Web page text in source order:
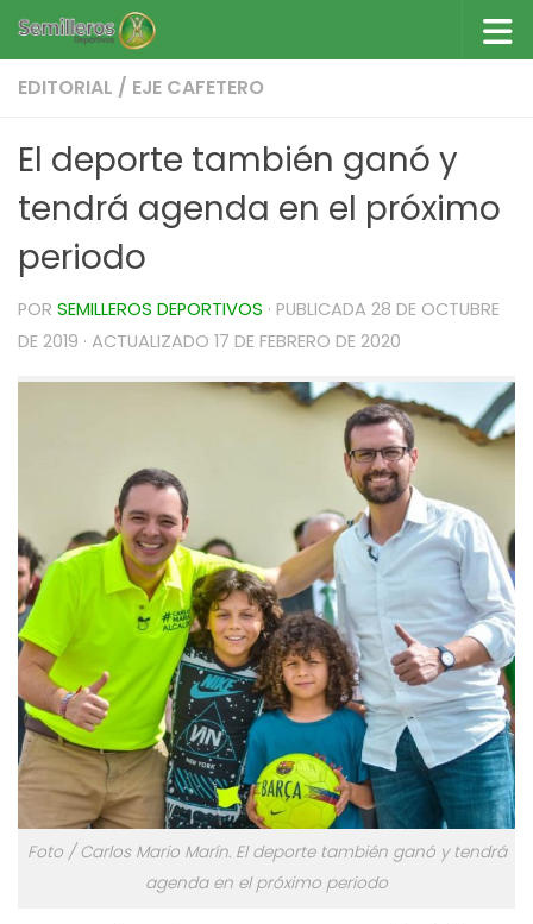
Saltar al contenido
EDITORIAL / EJE CAFETERO
El deporte también ganó y
tendrá agenda en el próximo
periodo
POR SEMILLEROS DEPORTIVOS · PUBLICADA 28 DE OCTUBRE
DE 2019 · ACTUALIZADO 17 DE FEBRERO DE 2020
Foto / Carlos Mario Marín. El deporte también ganó y tendrá
agenda en el próximo periodo